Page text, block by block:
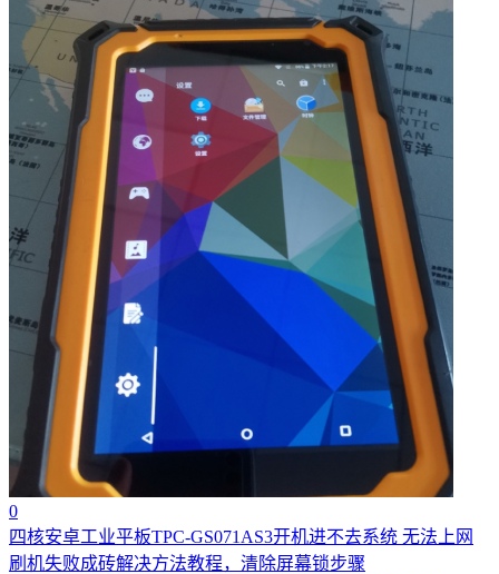
0
四核安卓工业平板TPC-GS071AS3开机进不去系统 无法上网
刷机失败成砖解决方法教程，清除屏幕锁步骤